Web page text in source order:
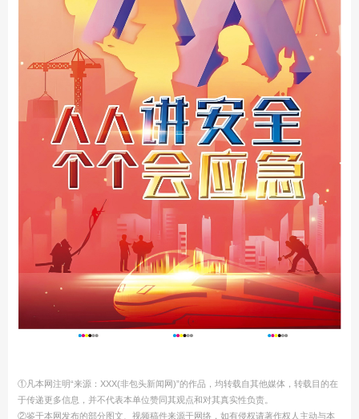
①凡本网注明“来源：XXX(非包头新闻网)”的作品，均转载自其他媒体，转载目的在
于传递更多信息，并不代表本单位赞同其观点和对其真实性负责。
②鉴于本网发布的部分图文、视频稿件来源于网络，如有侵权请著作权人主动与本